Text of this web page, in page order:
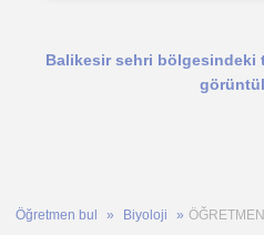
Balikesir sehri bölgesindeki
Öğretmen bul Biyoloji